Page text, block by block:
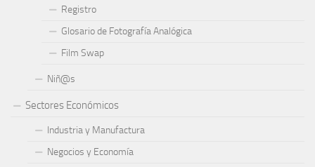
Registro
Glosario de Fotografía Analógica
Film Swap
Niñ@s
Sectores Económicos
Industria y Manufactura
Negocios y Economía